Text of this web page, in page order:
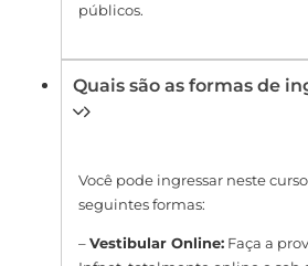
públicos.
Quais são as formas de
Você pode ingressar neste
seguintes formas:
–Vestibular Online: Faça a